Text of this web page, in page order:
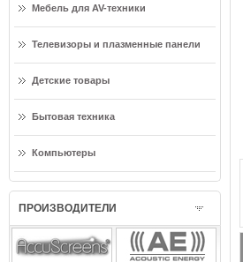
Мебель для AV-техники
Телевизоры и плазменные панели
Детские товары
Бытовая техника
Компьютеры
ПРОИЗВОДИТЕЛИ